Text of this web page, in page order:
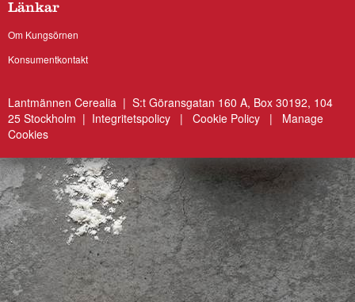
Länkar
Om Kungsörnen
Konsumentkontakt
Lantmännen Cerealia | S:t Göransgatan 160 A, Box 30192, 104
25 Stockholm | Integritetspolicy | Cookie Policy | Manage
Cookies